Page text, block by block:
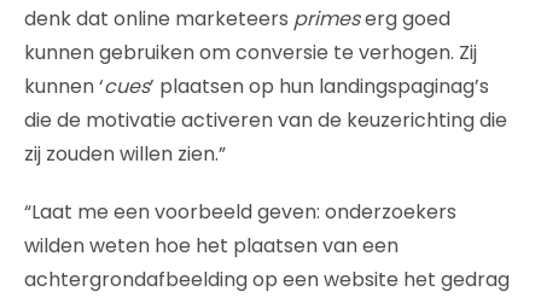
denk dat online marketeers primeserg goed
kunnen gebruiken om conversie te verhogen. Zij
kunnen ‘cues’ plaatsen op hun landingspaginag’s
die de motivatie activeren van de keuzerichting die
zij zouden willen zien.”
“Laat me een voorbeeld geven: onderzoekers
wilden weten hoe het plaatsen van een
achtergrondafbeelding op een website het gedrag